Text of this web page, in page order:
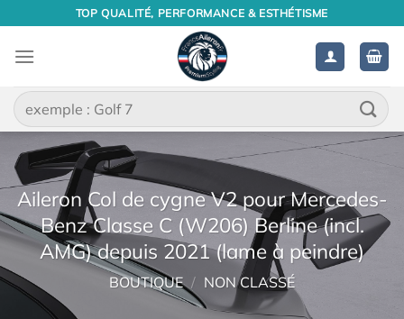
contenu
TOP QUALITÉ, PERFORMANCE & ESTHÉTISME
Recherche
pour :
Aileron Col de cygne V2 pour Mercedes-
Benz Classe C (W206) Berline (incl.
AMG) depuis 2021 (lame à peindre)
BOUTIQUE / NON CLASSÉ